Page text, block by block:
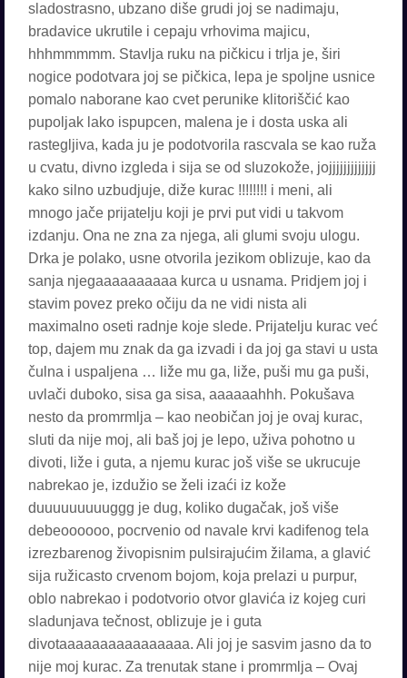
sladostrasno, ubzano diše grudi joj se nadimaju,
bradavice ukrutile i cepaju vrhovima majicu,
hhhmmmmm. Stavlja ruku na pičkicu i trlja je, širi
nogice podotvara joj se pičkica, lepa je spoljne usnice
pomalo naborane kao cvet perunike klitoriščić kao
pupoljak lako ispupcen, malena je i dosta uska ali
rastegljiva, kada ju je podotvorila rascvala se kao ruža
u cvatu, divno izgleda i sija se od sluzokože, jojjjjjjjjjjjjj
kako silno uzbudjuje, diže kurac !!!!!!!! i meni, ali
mnogo jače prijatelju koji je prvi put vidi u takvom
izdanju. Ona ne zna za njega, ali glumi svoju ulogu.
Drka je polako, usne otvorila jezikom oblizuje, kao da
sanja njegaaaaaaaaaa kurca u usnama. Pridjem joj i
stavim povez preko očiju da ne vidi nista ali
maximalno oseti radnje koje slede. Prijatelju kurac već
top, dajem mu znak da ga izvadi i da joj ga stavi u usta
čulna i uspaljena … liže mu ga, liže, puši mu ga puši,
uvlači duboko, sisa ga sisa, aaaaaahhh. Pokušava
nesto da promrmlja – kao neobičan joj je ovaj kurac,
sluti da nije moj, ali baš joj je lepo, uživa pohotno u
divoti, liže i guta, a njemu kurac još više se ukrucuje
nabrekao je, izdužio se želi izaći iz kože
duuuuuuuuuggg je dug, koliko dugačak, još više
debeoooooo, pocrvenio od navale krvi kadifenog tela
izrezbarenog živopisnim pulsirajućim žilama, a glavić
sija ružicasto crvenom bojom, koja prelazi u purpur,
oblo nabrekao i podotvorio otvor glavića iz kojeg curi
sladunjava tečnost, oblizuje je i guta
divotaaaaaaaaaaaaaaaa. Ali joj je sasvim jasno da to
nije moj kurac. Za trenutak stane i promrmlja – Ovaj